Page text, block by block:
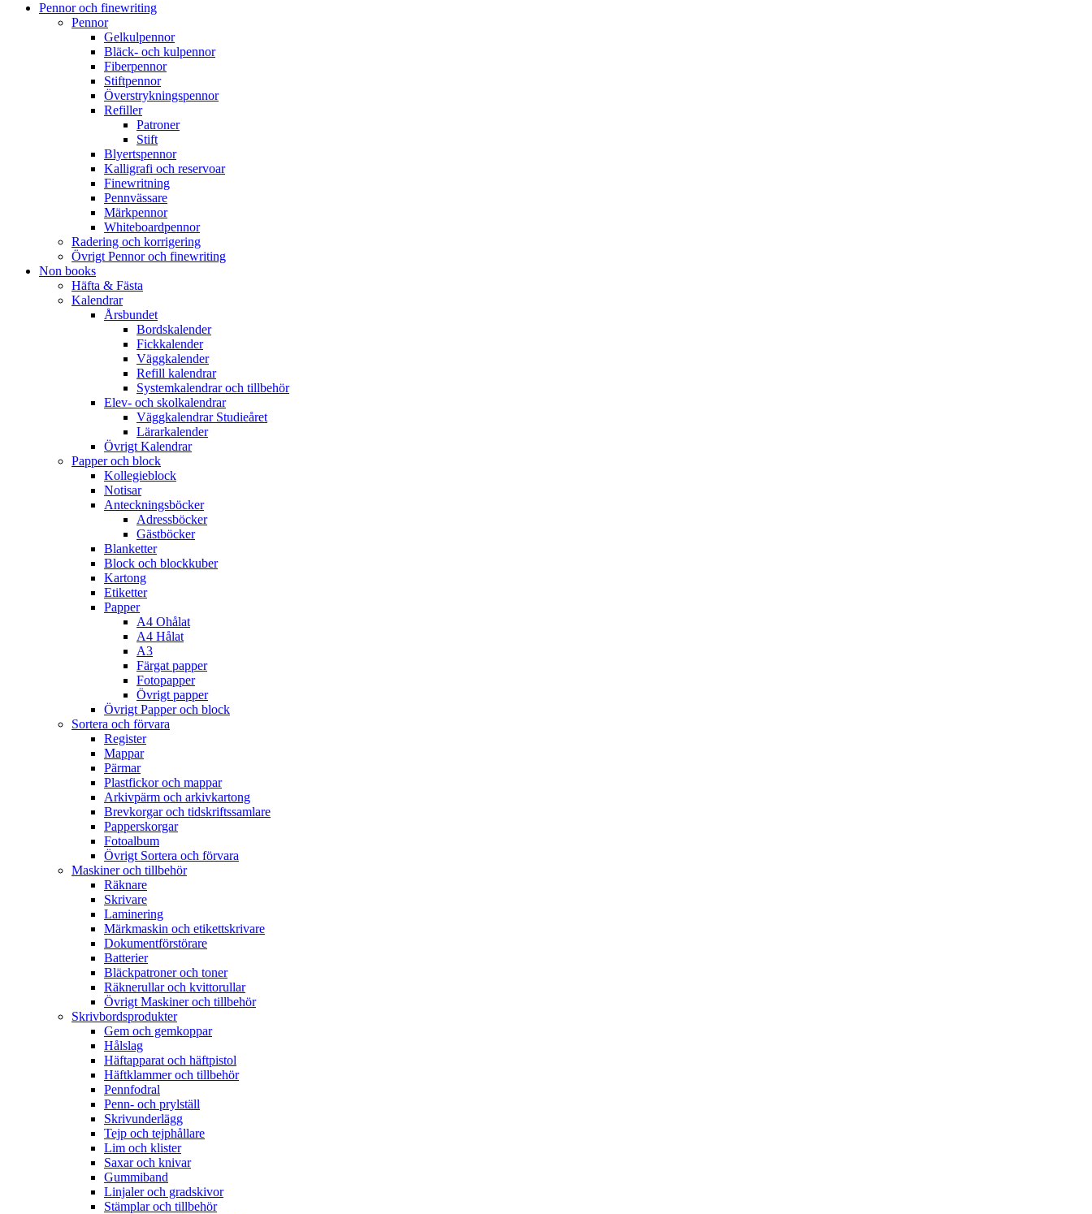
Pennor och finewriting
Pennor
Gelkulpennor
Bläck- och kulpennor
Fiberpennor
Stiftpennor
Överstrykningspennor
Refiller
Patroner
Stift
Blyertspennor
Kalligrafi och reservoar
Finewritning
Pennvässare
Märkpennor
Whiteboardpennor
Radering och korrigering
Övrigt Pennor och finewriting
Non books
Häfta & Fästa
Kalendrar
Årsbundet
Bordskalender
Fickkalender
Väggkalender
Refill kalendrar
Systemkalendrar och tillbehör
Elev- och skolkalendrar
Väggkalendrar Studieåret
Lärarkalender
Övrigt Kalendrar
Papper och block
Kollegieblock
Notisar
Anteckningsböcker
Adressböcker
Gästböcker
Blanketter
Block och blockkuber
Kartong
Etiketter
Papper
A4 Ohålat
A4 Hålat
A3
Färgat papper
Fotopapper
Övrigt papper
Övrigt Papper och block
Sortera och förvara
Register
Mappar
Pärmar
Plastfickor och mappar
Arkivpärm och arkivkartong
Brevkorgar och tidskriftssamlare
Papperskorgar
Fotoalbum
Övrigt Sortera och förvara
Maskiner och tillbehör
Räknare
Skrivare
Laminering
Märkmaskin och etikettskrivare
Dokumentförstörare
Batterier
Bläckpatroner och toner
Räknerullar och kvittorullar
Övrigt Maskiner och tillbehör
Skrivbordsprodukter
Gem och gemkoppar
Hålslag
Häftapparat och häftpistol
Häftklammer och tillbehör
Pennfodral
Penn- och prylställ
Skrivunderlägg
Tejp och tejphållare
Lim och klister
Saxar och knivar
Gummiband
Linjaler och gradskivor
Stämplar och tillbehör